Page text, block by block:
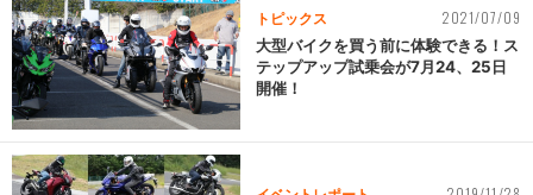
トピックス 2021/07/09
大型バイクを買う前に体験できる！ス
テップアップ試乗会が7月24、25日
開催！